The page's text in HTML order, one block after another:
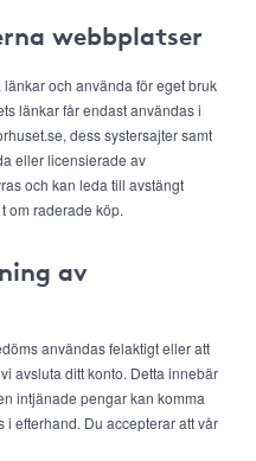
webbplatser
och använda för eget bruk
länkar får endast användas i
dess systersajter samt
eller licensierade av
och kan leda till avstängt
om raderade köp.
av
användas felaktigt eller att
avsluta ditt konto. Detta innebär
intjänade pengar kan komma
efterhand. Du accepterar att vår